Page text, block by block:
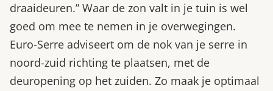
draaideuren.” Waar de zon valt in je tuin is wel
goed om mee te nemen in je overwegingen.
Euro-Serre adviseert om de nok van je serre in
noord-zuid richting te plaatsen, met de
deuropening op het zuiden. Zo maak je optimaal